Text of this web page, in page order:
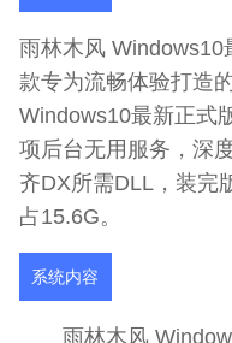
雨林木风
款专为流畅体验打造
Windows10最新正式
项后台无用服务，深
齐DX所需DLL，装完
占15.6G。
系统内容
雨林木风